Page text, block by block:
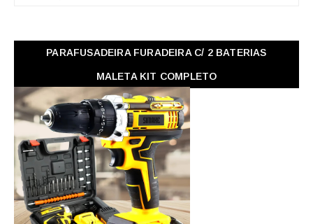
PARAFUSADEIRA FURADEIRA C/ 2 BATERIAS
MALETA KIT COMPLETO